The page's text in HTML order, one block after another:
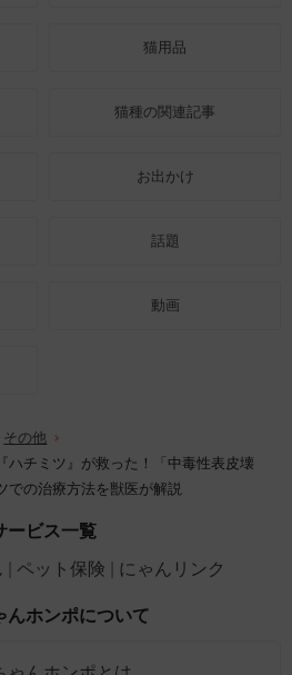
猫用品
猫種の関連記事
お出かけ
話題
動画
その他
ハチミツ』が救った！「中毒性表皮壊
での治療方法を獣医が解説
ービス一覧
ペット保険 にゃんリンク
んホンポについて